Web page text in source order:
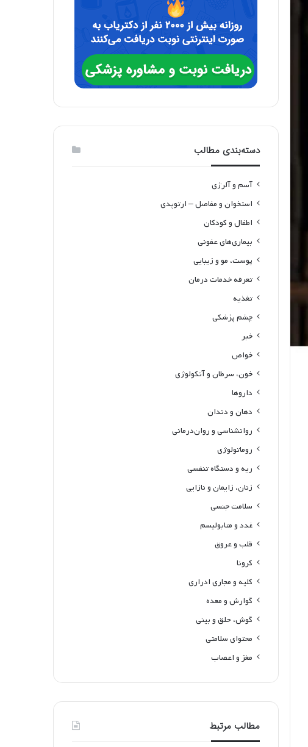
دسته‌بندی مطالب
آسم و آلرژی
استخوان و مفاصل – ارتوپدی
اطفال و کودکان
بیماری‌های عفونی
پوست، مو و زیبایی
تعرفه خدمات درمان
تغذیه
چشم پزشکی
خبر
خواص
خون، سرطان و آنکولوژی
داروها
دهان و دندان
روانشناسی و روان‌درمانی
روماتولوژی
ریه و دستگاه تنفسی
زنان، زایمان و نازایی
سلامت جنسی
غدد و متابولیسم
قلب و عروق
کرونا
کلیه و مجاری ادراری
گوارش و معده
گوش، حلق و بینی
محتوای سلامتی
مغز و اعصاب
مطالب مرتبط